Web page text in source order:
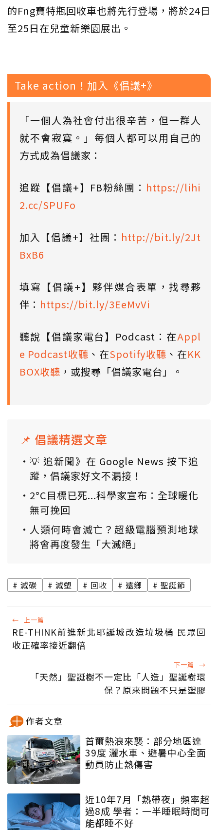
的Fng寶特瓶回收車也將先行登場，將於24日
至25日在兒童新樂園展出。
Take action！加入《倡議+》
「一個人為社會付出很辛苦，但一群人
就不會寂寞。」每個人都可以用自己的
方式成為倡議家：
追蹤【倡議+】FB粉絲團： https://lihi
2.cc/SPUFo
加入【倡議+】社團： http://bit.ly/2Jt
BxB6
填寫【倡議+】夥伴媒合表單，找尋夥
伴： https://bit.ly/3EeMvVi
聽說【倡議家電台】Podcast：在Appl
e Podcast收聽 、在Spotify收聽 、在KK
BOX收聽 ，或搜尋「倡議家電台」。
📌 倡議精選文章
💡 追新聞》在 Google News 按下追
蹤，倡議家好文不漏接！
2°C目標已死...科學家宣布：全球暖化
無可挽回
人類何時會滅亡？超級電腦預測地球
將會再度發生「大滅絕」
減碳 減塑 回收 遠鄉 聖誕節
← 上一篇
RE-THINK前進新北耶誕城改造垃圾桶 民眾回
收正確率接近翻倍
下一篇 →
「天然」聖誕樹不一定比「人造」聖誕樹環
保？原來問題不只是塑膠
作者文章
首爾熱浪來襲：部分地區達
39度 灑水車、避暑中心全面
動員防止熱傷害
近10年7月「熱帶夜」頻率超
過8成 學者：一半睡眠時間可
能都睡不好